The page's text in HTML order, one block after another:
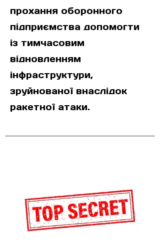
прохання оборонного
підприємства допомогти
із тимчасовим
відновленням
інфраструктури,
зруйнованої внаслідок
ракетної атаки.